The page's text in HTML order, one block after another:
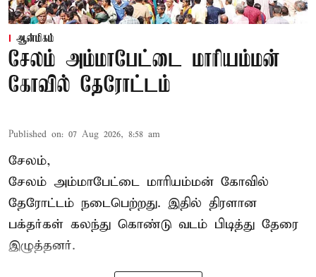
ஆன்மிகம்
சேலம் அம்மாபேட்டை மாரியம்மன்
கோவில் தேரோட்டம்
Published on: 07 Aug 2026, 8:58 am
சேலம்,
சேலம் அம்மாபேட்டை மாரியம்மன் கோவில்
தேரோட்டம் நடைபெற்றது. இதில் திரளான
பக்தர்கள் கலந்து கொண்டு வடம் பிடித்து தேரை
இழுத்தனர்.